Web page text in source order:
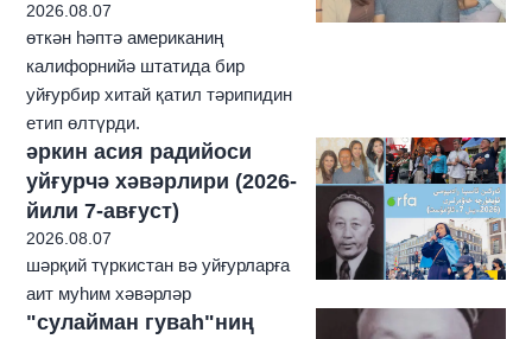
2026.08.07
өткән һәптә американиң
калифорнийә штатида бир
уйғурбир хитай қатил тәрипидин
етип өлтүрди.
әркин асия радийоси
уйғурчә хәвәрлири (2026-
йили 7-авғуст)
2026.08.07
шәрқий түркистан вә уйғурларға
аит муһим хәвәрләр
"сулайман гуваһ"ниң